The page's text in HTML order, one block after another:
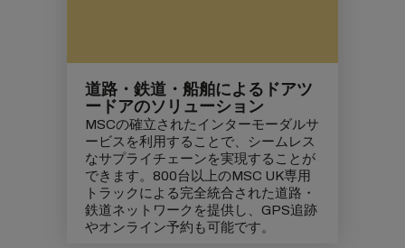
道路・鉄道・船舶によるドアツ
ードアのソリューション
MSCの確立されたインターモーダルサ
ービスを利用することで 、シームレス
なサプライチェーンを実現することが
できます。800台以上のMSC UK専用
トラックによる完全統合された道路・
鉄道ネットワークを提供し、GPS追跡
やオンライン予約も可能です。